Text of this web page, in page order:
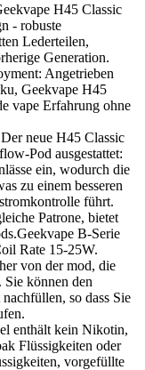
H45 Classic
- robuste
Lederteilen,
Generation.
Angetrieben
Geekvape H45
vape Erfahrung ohne
neue H45 Classic
Pod ausgestattet:
ein, wodurch die
zu einem besseren
führt.
Patrone, bietet
B-Serie
Rate 15-25W.
von der mod, die
Sie können den
so dass Sie
enthält kein Nikotin,
Flüssigkeiten oder
vorgefüllte